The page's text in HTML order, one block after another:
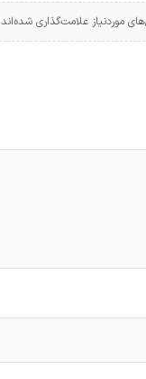
موردنیاز علامت‌گذاری شده‌اند